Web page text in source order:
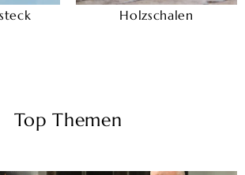
Holzschalen
Top Themen